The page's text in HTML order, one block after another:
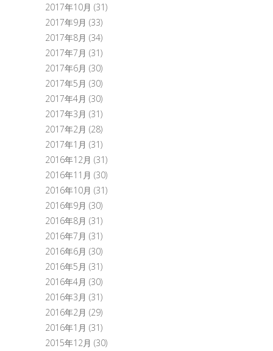
2017年10月 (31)
2017年9月 (33)
2017年8月 (34)
2017年7月 (31)
2017年6月 (30)
2017年5月 (30)
2017年4月 (30)
2017年3月 (31)
2017年2月 (28)
2017年1月 (31)
2016年12月 (31)
2016年11月 (30)
2016年10月 (31)
2016年9月 (30)
2016年8月 (31)
2016年7月 (31)
2016年6月 (30)
2016年5月 (31)
2016年4月 (30)
2016年3月 (31)
2016年2月 (29)
2016年1月 (31)
2015年12月 (30)